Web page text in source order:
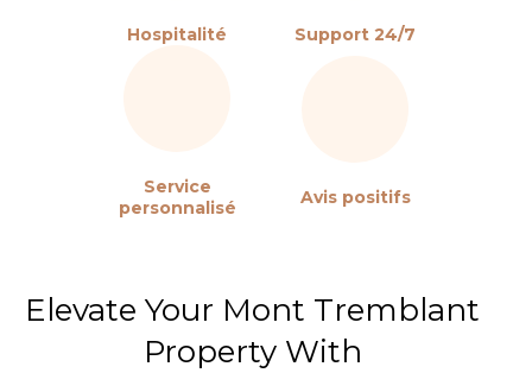
Hospitalité Support 24/7
Service
personnalisé
Avis positifs
Elevate Your Mont Tremblant
Property With